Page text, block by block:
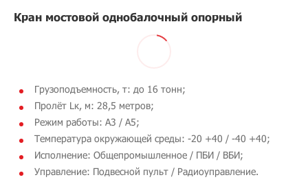
Кран мостовой однобалочный опорный
Грузоподъемность, т: до 16 тонн;
Пролёт Lк, м: 28,5 метров;
Режим работы: A3 / A5;
Температура окружающей среды: -20 +40 / -40 +40;
Исполнение: Общепромышленное / ПБИ / ВБИ;
Управление: Подвесной пульт / Радиоуправление.